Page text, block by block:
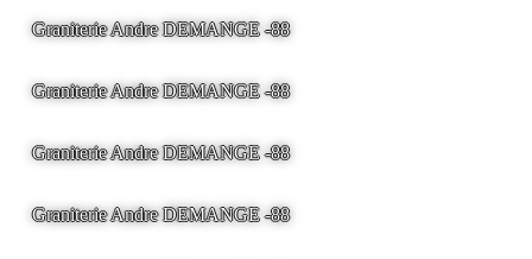
Graniterie Andre DEMANGE -88
Graniterie Andre DEMANGE -88
Graniterie Andre DEMANGE -88
Graniterie Andre DEMANGE -88